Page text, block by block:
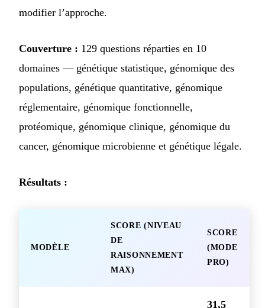
modifier l’approche.
Couverture : 129 questions réparties en 10
domaines — génétique statistique, génomique des
populations, génétique quantitative, génomique
réglementaire, génomique fonctionnelle,
protéomique, génomique clinique, génomique du
cancer, génomique microbienne et génétique légale.
Résultats :
MODÈLE
SCORE (NIVEAU
DE
RAISONNEMENT
MAX)
SCORE
(MODE
PRO)
31,5